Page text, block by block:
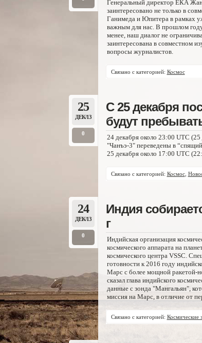
Генеральный директор ЕКА
заинтересовано не только в
Ганимеда и Юпитера в рамках
важным для нас. В прошлом
менее, наш диалог не
заинтересована в совместном
вопросы журналистов.
Связано с категорией: Космос
25
ДЕК/13
0
С 25 декабря
будут
24 декабря около 23:00 UTC
"Чанъэ-3" переведены в
25 декабря около 17:00 UTC
Связано с категорией: Космос,
24
ДЕК/13
0
Индия
г
Индийская организация
космического аппарата на
космического центра VSSC.
готовности к 2016 году
Марс с более мощной ракетой-
сказал глава индийского
данные с зонда "Мангальян",
миссия на Марс, в отличие от
Связано с категорией: Космические